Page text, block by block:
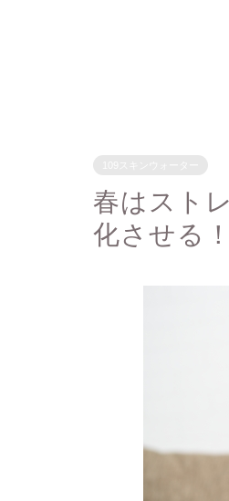
春はスト
化させる